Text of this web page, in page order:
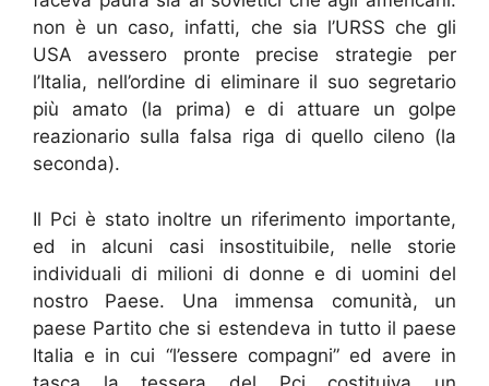
non è un caso, infatti, che sia l’URSS che gli
USA avessero pronte precise strategie per
l’Italia, nell’ordine di eliminare il suo segretario
più amato (la prima) e di attuare un golpe
reazionario sulla falsa riga di quello cileno (la
seconda).
Il Pci è stato inoltre un riferimento importante,
ed in alcuni casi insostituibile, nelle storie
individuali di milioni di donne e di uomini del
nostro Paese. Una immensa comunità, un
paese Partito che si estendeva in tutto il paese
Italia e in cui “l’essere compagni” ed avere in